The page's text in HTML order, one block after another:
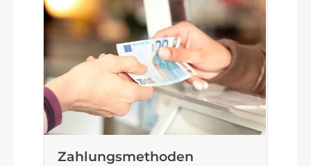
Zahlungsmethoden